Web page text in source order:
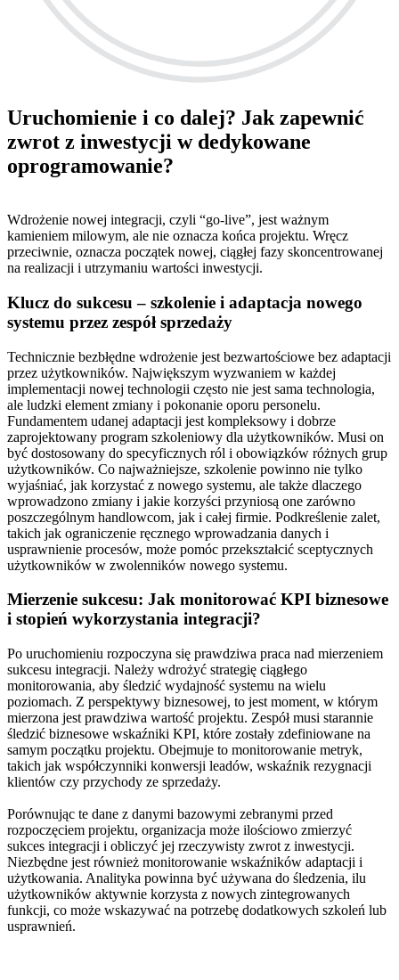
Uruchomienie i co dalej? Jak zapewnić
zwrot z inwestycji w dedykowane
oprogramowanie?
Wdrożenie nowej integracji, czyli “go-live”, jest ważnym
kamieniem milowym, ale nie oznacza końca projektu. Wręcz
przeciwnie, oznacza początek nowej, ciągłej fazy skoncentrowanej
na realizacji i utrzymaniu wartości inwestycji.
Klucz do sukcesu – szkolenie i adaptacja nowego
systemu przez zespół sprzedaży
Technicznie bezbłędne wdrożenie jest bezwartościowe bez adaptacji
przez użytkowników. Największym wyzwaniem w każdej
implementacji nowej technologii często nie jest sama technologia,
ale ludzki element zmiany i pokonanie oporu personelu.
Fundamentem udanej adaptacji jest kompleksowy i dobrze
zaprojektowany program szkoleniowy dla użytkowników. Musi on
być dostosowany do specyficznych ról i obowiązków różnych grup
użytkowników. Co najważniejsze, szkolenie powinno nie tylko
wyjaśniać, jak korzystać z nowego systemu, ale także dlaczego
wprowadzono zmiany i jakie korzyści przyniosą one zarówno
poszczególnym handlowcom, jak i całej firmie. Podkreślenie zalet,
takich jak ograniczenie ręcznego wprowadzania danych i
usprawnienie procesów, może pomóc przekształcić sceptycznych
użytkowników w zwolenników nowego systemu.
Mierzenie sukcesu: Jak monitorować KPI biznesowe
i stopień wykorzystania integracji?
Po uruchomieniu rozpoczyna się prawdziwa praca nad mierzeniem
sukcesu integracji. Należy wdrożyć strategię ciągłego
monitorowania, aby śledzić wydajność systemu na wielu
poziomach. Z perspektywy biznesowej, to jest moment, w którym
mierzona jest prawdziwa wartość projektu. Zespół musi starannie
śledzić biznesowe wskaźniki KPI, które zostały zdefiniowane na
samym początku projektu. Obejmuje to monitorowanie metryk,
takich jak współczynniki konwersji leadów, wskaźnik rezygnacji
klientów czy przychody ze sprzedaży.
Porównując te dane z danymi bazowymi zebranymi przed
rozpoczęciem projektu, organizacja może ilościowo zmierzyć
sukces integracji i obliczyć jej rzeczywisty zwrot z inwestycji.
Niezbędne jest również monitorowanie wskaźników adaptacji i
użytkowania. Analityka powinna być używana do śledzenia, ilu
użytkowników aktywnie korzysta z nowych zintegrowanych
funkcji, co może wskazywać na potrzebę dodatkowych szkoleń lub
usprawnień.